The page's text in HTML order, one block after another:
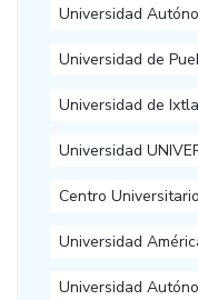
Universidad
Universidad de
Universidad de
Universidad
Centro
Universidad
Universidad